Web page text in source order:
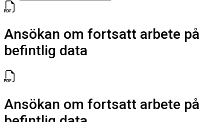
Ansökan om fortsatt arbete på
befintlig data
Ansökan om fortsatt arbete på